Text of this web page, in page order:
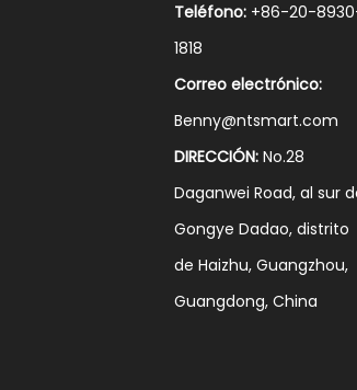
Teléfono: +86-20-
1818
Correo electrónico:
Benny@ntsmart.com
DIRECCIÓN: No.28
Daganwei Road, al sur
Gongye Dadao, distrito
de Haizhu, Guangzhou,
Guangdong, China